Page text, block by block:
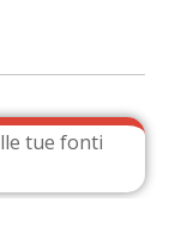
tue fonti